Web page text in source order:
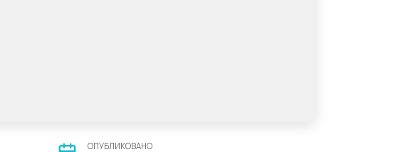
ОПУБЛИКОВАНО